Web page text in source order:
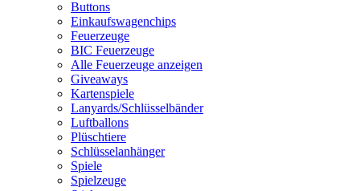
Buttons
Einkaufswagenchips
Feuerzeuge
BIC Feuerzeuge
Alle Feuerzeuge anzeigen
Giveaways
Kartenspiele
Lanyards/Schlüsselbänder
Luftballons
Plüschtiere
Schlüsselanhänger
Spiele
Spielzeuge